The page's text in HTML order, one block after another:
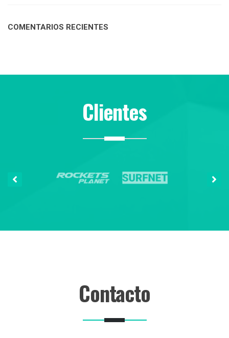
COMENTARIOS RECIENTES
Clientes
Contacto